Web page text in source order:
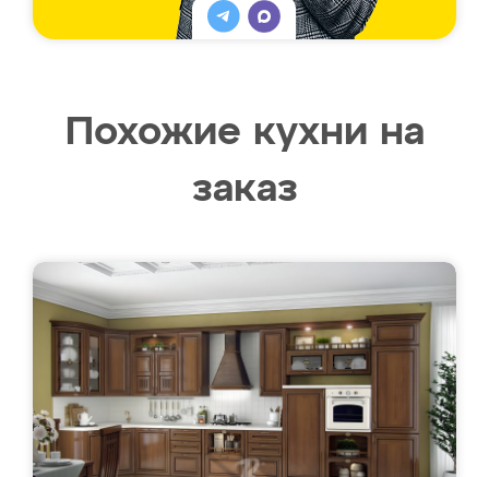
Похожие кухни на
заказ